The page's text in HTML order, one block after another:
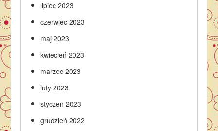
lipiec 2023
czerwiec 2023
maj 2023
kwiecień 2023
marzec 2023
luty 2023
styczeń 2023
grudzień 2022